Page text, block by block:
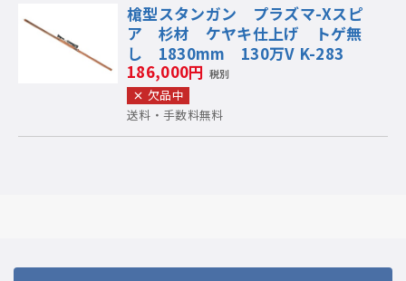
槍型スタンガン プラズマ-Xスピ
ア 杉材 ケヤキ仕上げ トゲ無
し 1830mm 130万V K-283
186,000円 税別
欠品中
送料・手数料無料